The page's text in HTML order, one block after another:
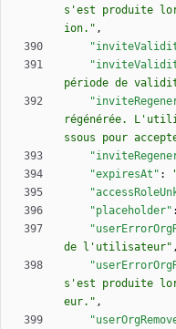
s'est produite
ion." ,
période de
régénérée.
ssous pour
"expiresAt" :
"placeholder" :
de l'utilisateur" ,
s'est produite
eur." ,